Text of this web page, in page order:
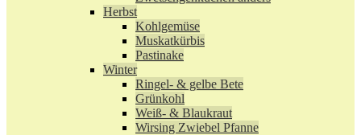
Herbst
Kohlgemüse
Muskatkürbis
Pastinake
Winter
Ringel- & gelbe Bete
Grünkohl
Weiß- & Blaukraut
Wirsing Zwiebel Pfanne